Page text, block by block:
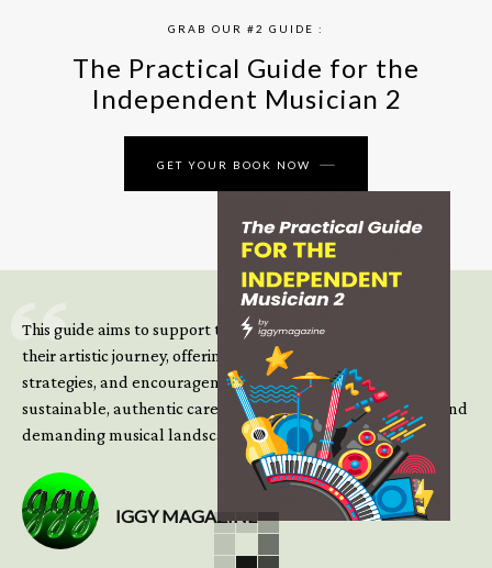
GRAB OUR #2 GUIDE :
The Practical Guide for the
Independent Musician 2
GET YOUR BOOK NOW
This guide aims to support those climbing the next steps of
their artistic journey, offering practical insight, updated
strategies, and encouragement to continue building
sustainable, authentic careers in an increasingly complex and
demanding musical landscape.
IGGY MAGAZINE